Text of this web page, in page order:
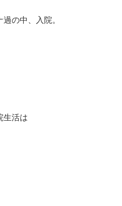
の中、入院。
生活は